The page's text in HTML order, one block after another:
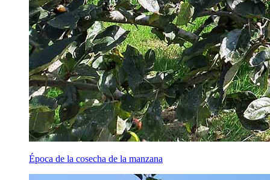
Época de la cosecha de la manzana